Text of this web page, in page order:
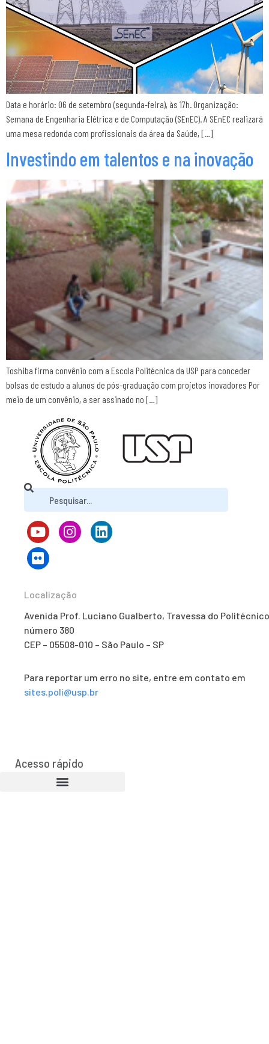
Data e horário: 06 de setembro (segunda-feira), às 17h. Organização:
Semana de Engenharia Elétrica e de Computação (SEnEC). A SEnEC realizará
uma mesa redonda com profissionais da área da Saúde, […]
Investindo em talentos e na inovação
Toshiba firma convênio com a Escola Politécnica da USP para conceder
bolsas de estudo a alunos de pós-graduação com projetos inovadores Por
meio de um convênio, a ser assinado no […]
Localização
Avenida Prof. Luciano Gualberto, Travessa do
número 380
CEP – 05508-010 – São Paulo – SP
Para reportar um erro no site, entre em contato em
sites.poli@usp.br
Acesso rápido